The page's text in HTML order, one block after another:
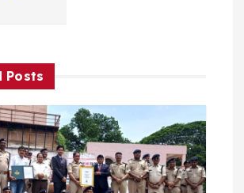
Posts